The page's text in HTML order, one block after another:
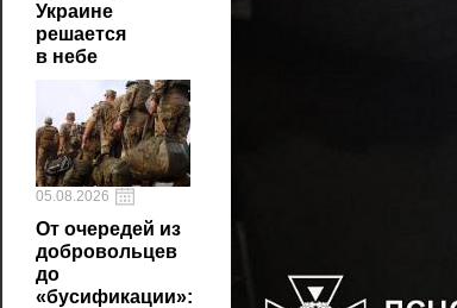
Украине
решается
в небе
05.08.2026
От очередей из
добровольцев
до
«бусификации»: